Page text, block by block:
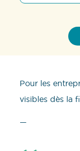
Pour les
visibles dès la
—